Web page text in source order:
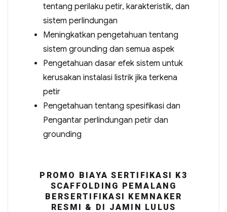
tentang perilaku petir, karakteristik, dan
sistem perlindungan
Meningkatkan pengetahuan tentang
sistem grounding dan semua aspek
Pengetahuan dasar efek sistem untuk
kerusakan instalasi listrik jika terkena
petir
Pengetahuan tentang spesifikasi dan
Pengantar perlindungan petir dan
grounding
PROMO BIAYA SERTIFIKASI K3
SCAFFOLDING PEMALANG
BERSERTIFIKASI KEMNAKER
RESMI & DI JAMIN LULUS